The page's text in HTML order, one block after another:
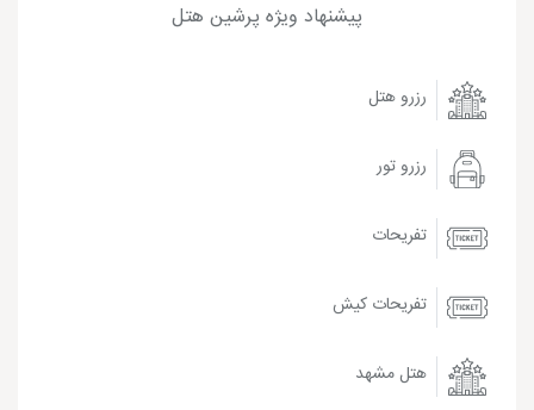
پیشنهاد ویژه پرشین هتل
رزرو هتل
رزرو تور
تفریحات
تفریحات کیش
هتل مشهد